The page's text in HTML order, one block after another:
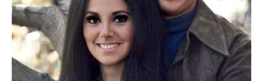
OFFERTE